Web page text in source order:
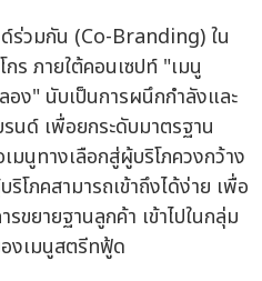
ร่วมกัน (Co-Branding) ใน
ร ภายใต้คอนเซปท์ "เมนู
ง" นับเป็นการผนึกกำลังและ
นด์ เพื่อยกระดับมาตรฐาน
มนูทางเลือกสู่ผู้บริโภควงกว้าง
โภคสามารถเข้าถึงได้ง่าย เพื่อ
ขยายฐานลูกค้า เข้าไปในกลุ่ม
งเมนูสตรีทฟู้ด